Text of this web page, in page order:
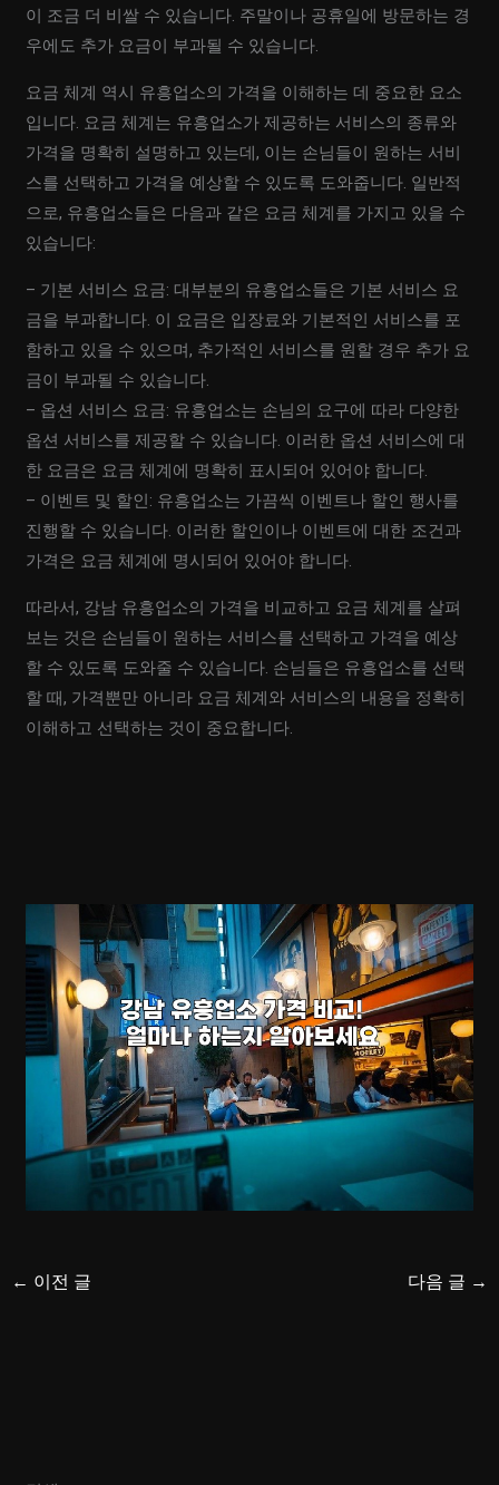
이 조금 더 비쌀 수 있습니다. 주말이나 공휴일에 방문하는 경
우에도 추가 요금이 부과될 수 있습니다.
요금 체계 역시 유흥업소의 가격을 이해하는 데 중요한 요소
입니다. 요금 체계는 유흥업소가 제공하는 서비스의 종류와
가격을 명확히 설명하고 있는데, 이는 손님들이 원하는 서비
스를 선택하고 가격을 예상할 수 있도록 도와줍니다. 일반적
으로, 유흥업소들은 다음과 같은 요금 체계를 가지고 있을 수
있습니다:
– 기본 서비스 요금: 대부분의 유흥업소들은 기본 서비스 요
금을 부과합니다. 이 요금은 입장료와 기본적인 서비스를 포
함하고 있을 수 있으며, 추가적인 서비스를 원할 경우 추가 요
금이 부과될 수 있습니다.
– 옵션 서비스 요금: 유흥업소는 손님의 요구에 따라 다양한
옵션 서비스를 제공할 수 있습니다. 이러한 옵션 서비스에 대
한 요금은 요금 체계에 명확히 표시되어 있어야 합니다.
– 이벤트 및 할인: 유흥업소는 가끔씩 이벤트나 할인 행사를
진행할 수 있습니다. 이러한 할인이나 이벤트에 대한 조건과
가격은 요금 체계에 명시되어 있어야 합니다.
따라서, 강남 유흥업소의 가격을 비교하고 요금 체계를 살펴
보는 것은 손님들이 원하는 서비스를 선택하고 가격을 예상
할 수 있도록 도와줄 수 있습니다. 손님들은 유흥업소를 선택
할 때, 가격뿐만 아니라 요금 체계와 서비스의 내용을 정확히
이해하고 선택하는 것이 중요합니다.
← 이전 글 다음 글 →